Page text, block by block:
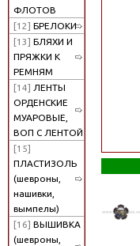
ФЛОТОВ
[12] БРЕЛОКИ
[13] БЛЯХИ И
ПРЯЖКИ К
РЕМНЯМ
[14] ЛЕНТЫ
ОРДЕНСКИЕ
МУАРОВЫЕ,
ВОП С ЛЕНТОЙ
[15]
ПЛАСТИЗОЛЬ
(шевроны,
нашивки,
вымпелы)
[16] ВЫШИВКА
(шевроны,